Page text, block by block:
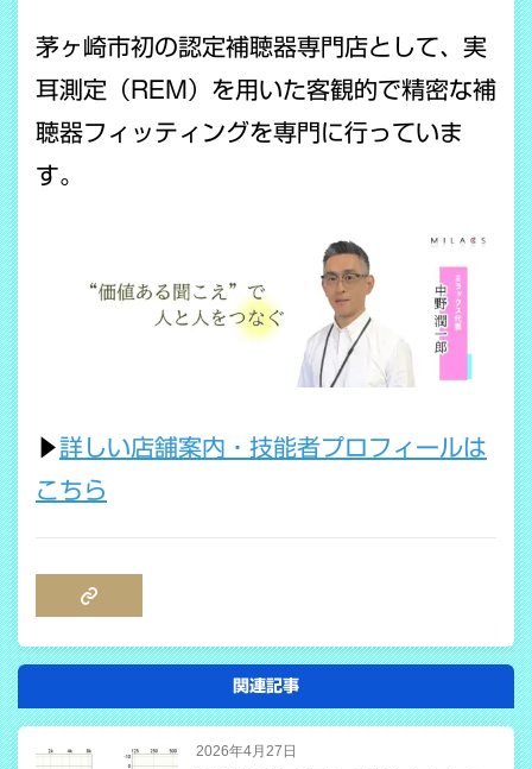
茅ヶ崎市初の認定補聴器専門店として、実
耳測定（REM）を用いた客観的で精密な補
聴器フィッティングを専門に行っていま
す。
▶詳しい店舗案内・技能者プロフィールは
こちら
関連記事
2026年4月27日